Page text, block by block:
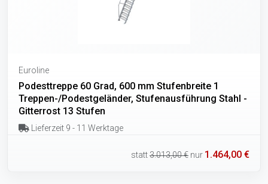
Euroline
Podesttreppe 60 Grad, 600 mm Stufenbreite 1
Treppen-/Podestgeländer, Stufenausführung Stahl -
Gitterrost 13 Stufen
Lieferzeit 9 - 11 Werktage
statt3.013,00 € nur 1.464,00 €